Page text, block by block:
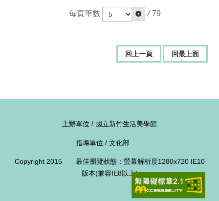
每頁筆數 / 79
回上一頁 回最上面
主辦單位 / 國立新竹生活美學館
指導單位 / 文化部
Copyright 2015 最佳瀏覽狀態：螢幕解析度1280x720 IE10
版本(兼容IE8以上)